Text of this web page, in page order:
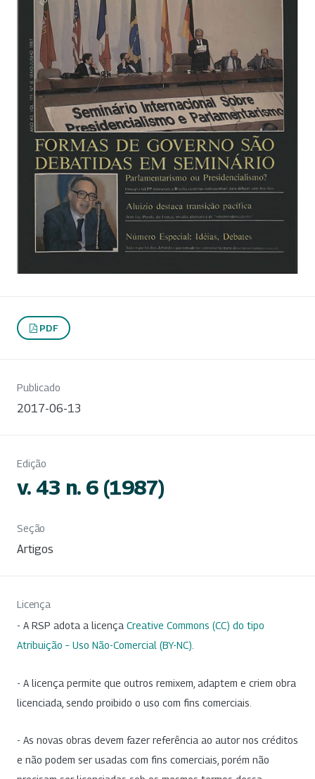
PDF
Publicado
2017-06-13
Edição
v. 43 n. 6 (1987)
Seção
Artigos
Licença
- A RSP adota a licença Creative Commons (CC) do tipo
Atribuição – Uso Não-Comercial (BY-NC)
- A licença permite que outros remixem, adaptem e criem obra
licenciada, sendo proibido o uso com fins comerciais.
- As novas obras devem fazer referência ao autor nos créditos
e não podem ser usadas com fins comerciais, porém não